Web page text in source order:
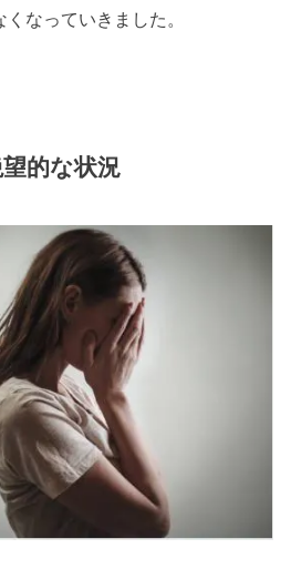
なっていきました。
的な状況